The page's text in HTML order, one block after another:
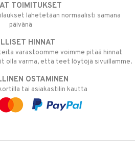
TOIMITUKSET
lähetetään normaalisti samana
päivänä
HINNAT
varastoomme voimme pitää hinnat
olla varma, että teet löytöjä sivuillamme.
OSTAMINEN
tai asiakastilin kautta